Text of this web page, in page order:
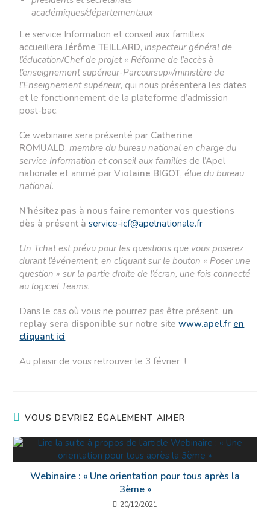
académiques/départementaux
Le service Information et conseil aux familles
accueilleraJérôme TEILLARD,inspecteur général de
l’éducation/Chef de projet « Réforme de l’accès à
l’enseignement supérieur-Parcoursup»/ministère de
l’Enseignement supérieur, qui nous présentera les dates
et le fonctionnement de la plateforme d’admission
post-bac.
Ce webinaire sera présenté par Catherine
ROMUALD,membre du bureau national en charge du
service Information et conseil aux familles de l’Apel
nationale et animé parViolaine BIGOT,élue du bureau
national.
N’hésitez pas à nous faire remonter vos questions
dès à présent àservice-icf@apelnationale.fr
Un Tchat est prévu pour les questions que vous poserez
durant l’événement, en cliquantsur le bouton « Poser une
question » sur la partie droite de l’écran, une fois connecté
au logiciel Teams.
Dans le cas où vous ne pourrez pas être présent, un
replay sera disponible sur notre sitewww.apel.fr en
cliquant ici
Au plaisir de vous retrouver le 3 février !
VOUS DEVRIEZ ÉGALEMENT AIMER
Webinaire : « Une orientation pour tous après la
3ème »
20/12/2021